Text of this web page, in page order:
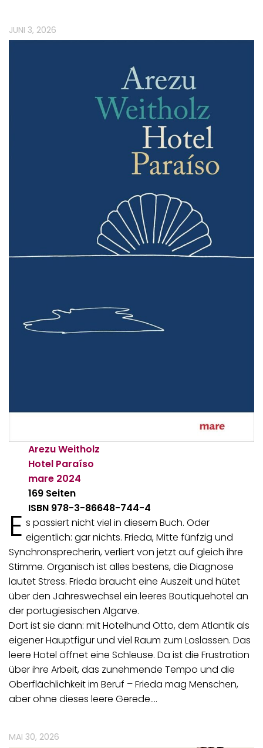
JUNI 3, 2026
Arezu Weitholz
Hotel Paraíso
mare 2024
169 Seiten
ISBN 978-3-86648-744-4
E s passiert nicht viel in diesem Buch. Oder
eigentlich: gar nichts. Frieda, Mitte fünfzig und
Synchronsprecherin, verliert von jetzt auf gleich ihre
Stimme. Organisch ist alles bestens, die Diagnose
lautet Stress. Frieda braucht eine Auszeit und hütet
über den Jahreswechsel ein leeres Boutiquehotel an
der portugiesischen Algarve.
Dort ist sie dann: mit Hotelhund Otto, dem Atlantik als
eigener Hauptfigur und viel Raum zum Loslassen. Das
leere Hotel öffnet eine Schleuse. Da ist die Frustration
über ihre Arbeit, das zunehmende Tempo und die
Oberflächlichkeit im Beruf – Frieda mag Menschen,
aber ohne dieses leere Gerede.…
MAI 30, 2026